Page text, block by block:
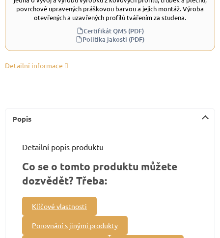
povrchově upravených práškovou barvou a jejich montáž. Výroba
otevřených a uzavřených profilů tvářením za studena.
Certifikát QMS (PDF)
Politika jakosti (PDF)
Detailní informace
Popis
Detailní popis produktu
Co se o tomto produktu můžete
dozvědět? Třeba:
Klíčové vlastnosti
Porovnání s jinými produkty